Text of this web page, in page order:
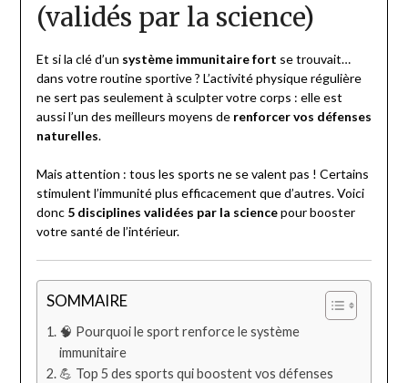
(validés par la science)
Et si la clé d’un système immunitaire fort se trouvait…
dans votre routine sportive ? L’activité physique régulière
ne sert pas seulement à sculpter votre corps : elle est
aussi l’un des meilleurs moyens de renforcer vos défenses
naturelles.
Mais attention : tous les sports ne se valent pas ! Certains
stimulent l’immunité plus efficacement que d’autres. Voici
donc 5 disciplines validées par la sciencepour booster
votre santé de l’intérieur.
SOMMAIRE
🧠 Pourquoi le sport renforce le système
immunitaire
💪 Top 5 des sports qui boostent vos défenses